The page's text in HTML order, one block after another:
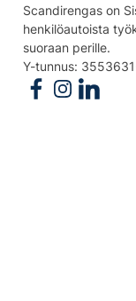
Scandirengas on
henkilöautoista
suoraan perille.
Y-tunnus:
Follow us on
Follow us
Follow